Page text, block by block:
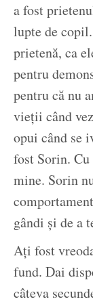
a fost
lupte de
prietenă, ca
pentru
pentru că nu
vieții când
opui când se
fost Sorin.
mine. Sorin
gândi și de a
Ați fost
fund. Dai
câteva